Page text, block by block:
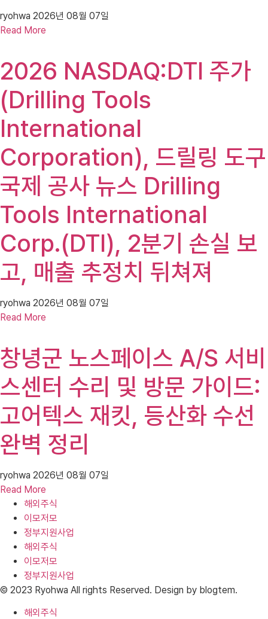
ryohwa 2026년 08월 07일
Read More
2026 NASDAQ:DTI 주가
(Drilling Tools
International
Corporation), 드릴링 도구
국제 공사 뉴스 Drilling
Tools International
Corp.(DTI), 2분기 손실 보
고, 매출 추정치 뒤쳐져
ryohwa 2026년 08월 07일
Read More
창녕군 노스페이스 A/S 서비
스센터 수리 및 방문 가이드:
고어텍스 재킷, 등산화 수선
완벽 정리
ryohwa 2026년 08월 07일
Read More
해외주식
이모저모
정부지원사업
해외주식
이모저모
정부지원사업
© 2023 Ryohwa All rights Reserved. Design by blogtem.
해외주식